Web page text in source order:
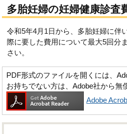
多胎妊婦の妊婦健康診査
令和5年4月1日から、多胎妊婦に伴
際に要した費用について最大5回分
さい。
PDF形式のファイルを開くには、
お持ちでない方は、Adobe社から無
Adobe